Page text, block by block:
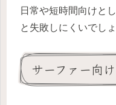
日常や短時間向けと
と失敗しにくいでしょ
サーファー向